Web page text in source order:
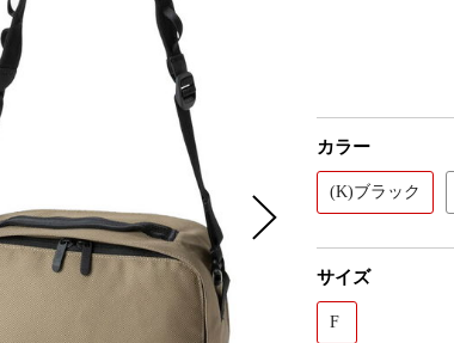
カラー
(K)ブラック
サイズ
F